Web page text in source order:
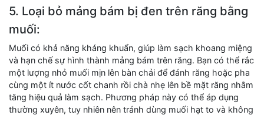
5. Loại bỏ mảng bám bị đen trên răng bằng
muối:
Muối có khả năng kháng khuẩn, giúp làm sạch khoang miệng
và hạn chế sự hình thành mảng bám trên răng. Bạn có thể rắc
một lượng nhỏ muối mịn lên bàn chải để đánh răng hoặc pha
cùng một ít nước cốt chanh rồi chà nhẹ lên bề mặt răng nhằm
tăng hiệu quả làm sạch. Phương pháp này có thể áp dụng
thường xuyên, tuy nhiên nên tránh dùng muối hạt to và không